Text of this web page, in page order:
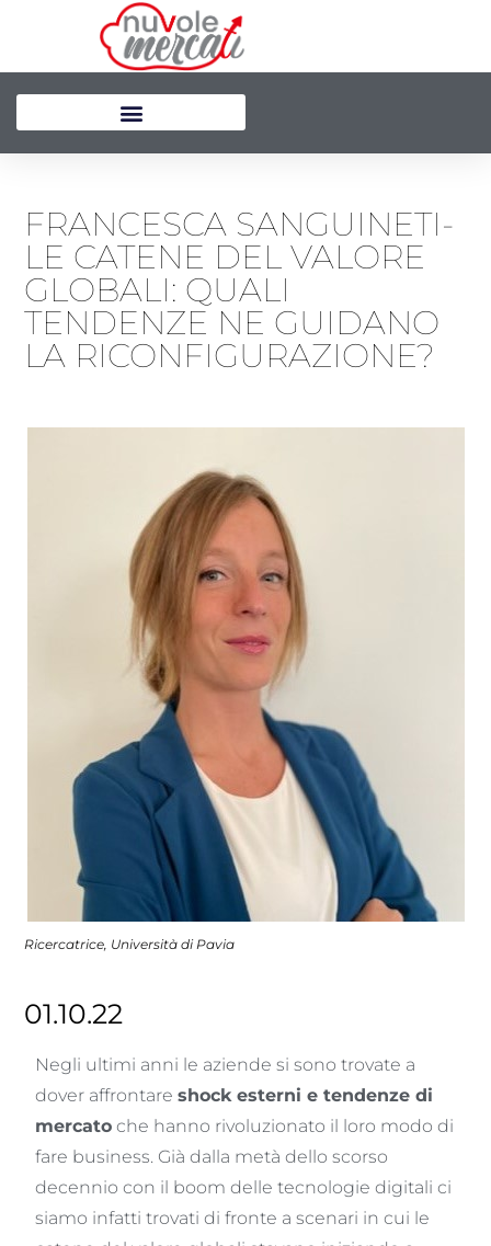
FRANCESCA SANGUINETI-
LE CATENE DEL VALORE
GLOBALI: QUALI
TENDENZE NE GUIDANO
LA RICONFIGURAZIONE?
Ricercatrice, Università di Pavia
01.10.22
Negli ultimi anni le aziende si sono trovate a
dover affrontareshock esterni e tendenze di
mercato che hanno rivoluzionato il loro modo di
fare business. Già dalla metà dello scorso
decennio con il boom delle tecnologie digitali ci
siamo infatti trovati di fronte a scenari in cui le